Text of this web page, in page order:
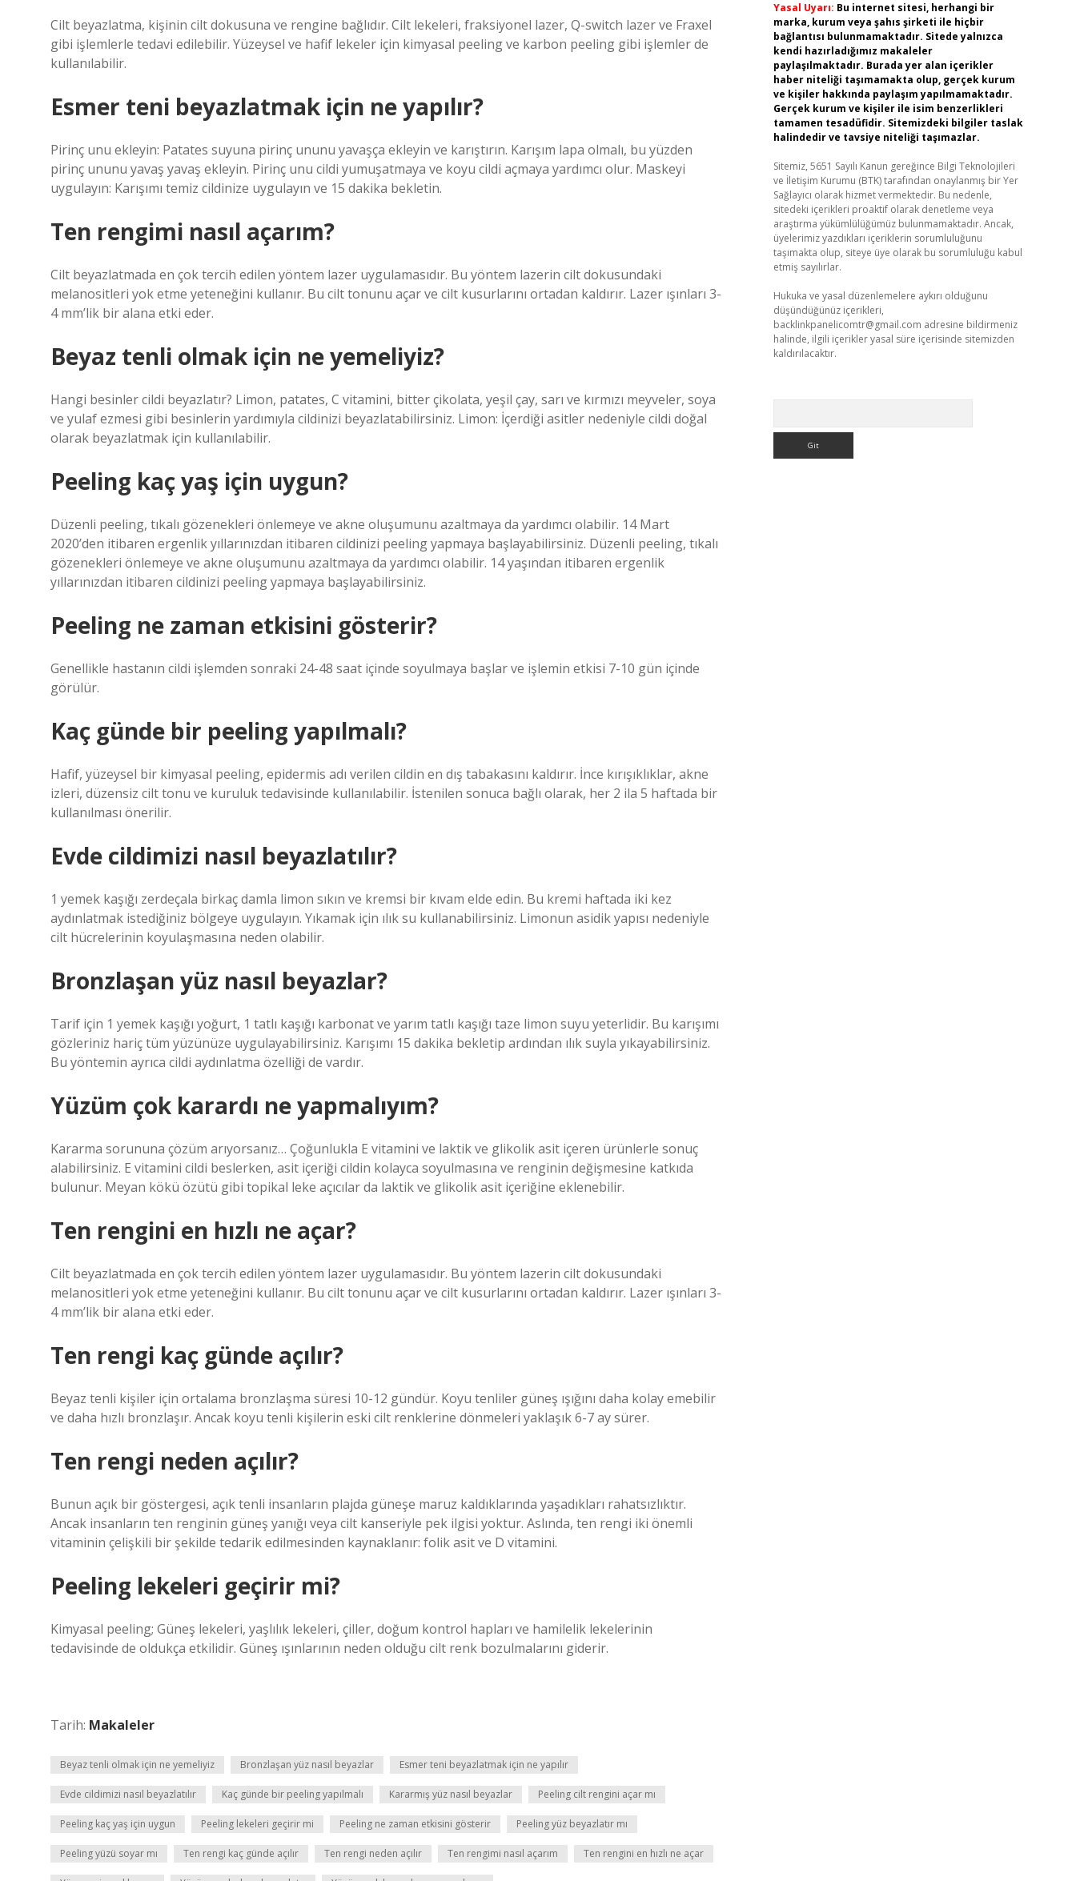
Cilt beyazlatma, kişinin cilt dokusuna ve rengine bağlıdır. Cilt lekeleri, fraksiyonel lazer, Q-switch lazer ve Fraxel
gibi işlemlerle tedavi edilebilir. Yüzeysel ve hafif lekeler için kimyasal peeling ve karbon peeling gibi işlemler de
kullanılabilir.
Esmer teni beyazlatmak için ne yapılır?
Pirinç unu ekleyin: Patates suyuna pirinç ununu yavaşça ekleyin ve karıştırın. Karışım lapa olmalı, bu yüzden
pirinç ununu yavaş yavaş ekleyin. Pirinç unu cildi yumuşatmaya ve koyu cildi açmaya yardımcı olur. Maskeyi
uygulayın: Karışımı temiz cildinize uygulayın ve 15 dakika bekletin.
Ten rengimi nasıl açarım?
Cilt beyazlatmada en çok tercih edilen yöntem lazer uygulamasıdır. Bu yöntem lazerin cilt dokusundaki
melanositleri yok etme yeteneğini kullanır. Bu cilt tonunu açar ve cilt kusurlarını ortadan kaldırır. Lazer ışınları 3-
4 mm’lik bir alana etki eder.
Beyaz tenli olmak için ne yemeliyiz?
Hangi besinler cildi beyazlatır? Limon, patates, C vitamini, bitter çikolata, yeşil çay, sarı ve kırmızı meyveler, soya
ve yulaf ezmesi gibi besinlerin yardımıyla cildinizi beyazlatabilirsiniz. Limon: İçerdiği asitler nedeniyle cildi doğal
olarak beyazlatmak için kullanılabilir.
Peeling kaç yaş için uygun?
Düzenli peeling, tıkalı gözenekleri önlemeye ve akne oluşumunu azaltmaya da yardımcı olabilir. 14 Mart
2020’den itibaren ergenlik yıllarınızdan itibaren cildinizi peeling yapmaya başlayabilirsiniz. Düzenli peeling, tıkalı
gözenekleri önlemeye ve akne oluşumunu azaltmaya da yardımcı olabilir. 14 yaşından itibaren ergenlik
yıllarınızdan itibaren cildinizi peeling yapmaya başlayabilirsiniz.
Peeling ne zaman etkisini gösterir?
Genellikle hastanın cildi işlemden sonraki 24-48 saat içinde soyulmaya başlar ve işlemin etkisi 7-10 gün içinde
görülür.
Kaç günde bir peeling yapılmalı?
Hafif, yüzeysel bir kimyasal peeling, epidermis adı verilen cildin en dış tabakasını kaldırır. İnce kırışıklıklar, akne
izleri, düzensiz cilt tonu ve kuruluk tedavisinde kullanılabilir. İstenilen sonuca bağlı olarak, her 2 ila 5 haftada bir
kullanılması önerilir.
Evde cildimizi nasıl beyazlatılır?
1 yemek kaşığı zerdeçala birkaç damla limon sıkın ve kremsi bir kıvam elde edin. Bu kremi haftada iki kez
aydınlatmak istediğiniz bölgeye uygulayın. Yıkamak için ılık su kullanabilirsiniz. Limonun asidik yapısı nedeniyle
cilt hücrelerinin koyulaşmasına neden olabilir.
Bronzlaşan yüz nasıl beyazlar?
Tarif için 1 yemek kaşığı yoğurt, 1 tatlı kaşığı karbonat ve yarım tatlı kaşığı taze limon suyu yeterlidir. Bu karışımı
gözleriniz hariç tüm yüzünüze uygulayabilirsiniz. Karışımı 15 dakika bekletip ardından ılık suyla yıkayabilirsiniz.
Bu yöntemin ayrıca cildi aydınlatma özelliği de vardır.
Yüzüm çok karardı ne yapmalıyım?
Kararma sorununa çözüm arıyorsanız… Çoğunlukla E vitamini ve laktik ve glikolik asit içeren ürünlerle sonuç
alabilirsiniz. E vitamini cildi beslerken, asit içeriği cildin kolayca soyulmasına ve renginin değişmesine katkıda
bulunur. Meyan kökü özütü gibi topikal leke açıcılar da laktik ve glikolik asit içeriğine eklenebilir.
Ten rengini en hızlı ne açar?
Cilt beyazlatmada en çok tercih edilen yöntem lazer uygulamasıdır. Bu yöntem lazerin cilt dokusundaki
melanositleri yok etme yeteneğini kullanır. Bu cilt tonunu açar ve cilt kusurlarını ortadan kaldırır. Lazer ışınları 3-
4 mm’lik bir alana etki eder.
Ten rengi kaç günde açılır?
Beyaz tenli kişiler için ortalama bronzlaşma süresi 10-12 gündür. Koyu tenliler güneş ışığını daha kolay emebilir
ve daha hızlı bronzlaşır. Ancak koyu tenli kişilerin eski cilt renklerine dönmeleri yaklaşık 6-7 ay sürer.
Ten rengi neden açılır?
Bunun açık bir göstergesi, açık tenli insanların plajda güneşe maruz kaldıklarında yaşadıkları rahatsızlıktır.
Ancak insanların ten renginin güneş yanığı veya cilt kanseriyle pek ilgisi yoktur. Aslında, ten rengi iki önemli
vitaminin çelişkili bir şekilde tedarik edilmesinden kaynaklanır: folik asit ve D vitamini.
Peeling lekeleri geçirir mi?
Kimyasal peeling; Güneş lekeleri, yaşlılık lekeleri, çiller, doğum kontrol hapları ve hamilelik lekelerinin
tedavisinde de oldukça etkilidir. Güneş ışınlarının neden olduğu cilt renk bozulmalarını giderir.
Tarih: Makaleler
Beyaz tenli olmak için ne yemeliyiz Bronzlaşan yüz nasıl beyazlar Esmer teni beyazlatmak için ne yapılır
Evde cildimizi nasıl beyazlatılır Kaç günde bir peeling yapılmalı Kararmış yüz nasıl beyazlar Peeling cilt rengini açar mı
Peeling kaç yaş için uygun Peeling lekeleri geçirir mi Peeling ne zaman etkisini gösterir Peeling yüz beyazlatır mı
Peeling yüzü soyar mı Ten rengi kaç günde açılır Ten rengi neden açılır Ten rengimi nasıl açarım Ten rengini en hızlı ne açar
Yasal Uyarı: Bu internet sitesi, herhangi bir
marka, kurum veya şahıs şirketi ile hiçbir
bağlantısı bulunmamaktadır. Sitede yalnızca
kendi hazırladığımız makaleler
paylaşılmaktadır. Burada yer alan içerikler
haber niteliği taşımamakta olup, gerçek kurum
ve kişiler hakkında paylaşım yapılmamaktadır.
Gerçek kurum ve kişiler ile isim benzerlikleri
tamamen tesadüfidir. Sitemizdeki bilgiler taslak
halindedir ve tavsiye niteliği taşımazlar.
Sitemiz, 5651 Sayılı Kanun gereğince Bilgi Teknolojileri
ve İletişim Kurumu (BTK) tarafından onaylanmış bir Yer
Sağlayıcı olarak hizmet vermektedir. Bu nedenle,
sitedeki içerikleri proaktif olarak denetleme veya
araştırma yükümlülüğümüz bulunmamaktadır. Ancak,
üyelerimiz yazdıkları içeriklerin sorumluluğunu
taşımakta olup, siteye üye olarak bu sorumluluğu kabul
etmiş sayılırlar.
Hukuka ve yasal düzenlemelere aykırı olduğunu
düşündüğünüz içerikleri,
backlinkpanelicomtr@gmail.com adresine bildirmeniz
halinde, ilgili içerikler yasal süre içerisinde sitemizden
kaldırılacaktır.